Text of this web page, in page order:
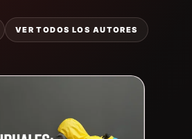
VER TODOS LOS AUTORES